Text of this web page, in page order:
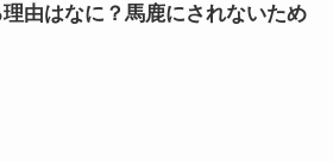
由はなに？馬鹿にされないため